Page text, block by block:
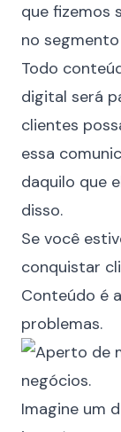
que fizemos
no
Todo
digital será
clientes
essa
daquilo que
disso.
Se você
conquistar
Conteúdo é
problemas.
Imagine um